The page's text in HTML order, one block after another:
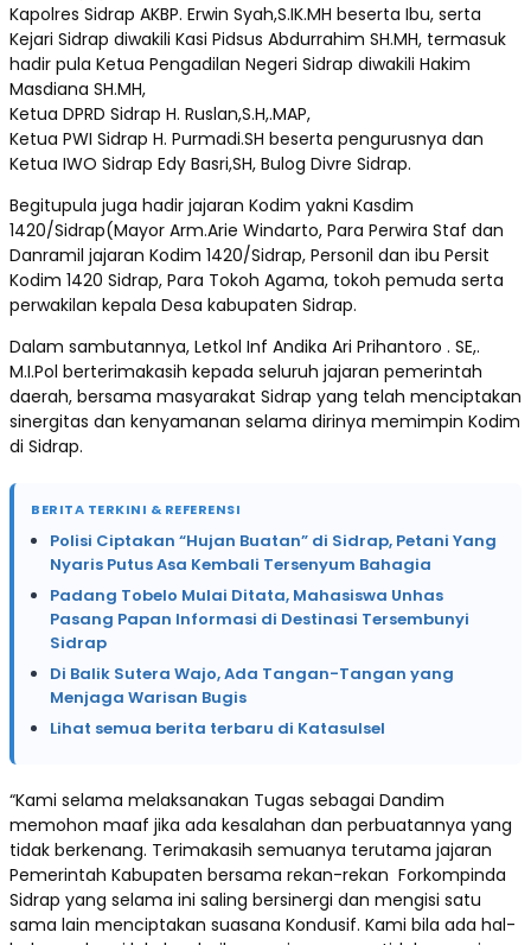
Kapolres Sidrap AKBP. Erwin Syah,S.IK.MH beserta Ibu, serta
Kejari Sidrap diwakili Kasi Pidsus Abdurrahim SH.MH, termasuk
hadir pula Ketua Pengadilan Negeri Sidrap diwakili Hakim
Masdiana SH.MH,
Ketua DPRD Sidrap H. Ruslan,S.H,.MAP,
Ketua PWI Sidrap H. Purmadi.SH beserta pengurusnya dan
Ketua IWO Sidrap Edy Basri,SH, Bulog Divre Sidrap.
Begitupula juga hadir jajaran Kodim yakni Kasdim
1420/Sidrap(Mayor Arm.Arie Windarto, Para Perwira Staf dan
Danramil jajaran Kodim 1420/Sidrap, Personil dan ibu Persit
Kodim 1420 Sidrap, Para Tokoh Agama, tokoh pemuda serta
perwakilan kepala Desa kabupaten Sidrap.
Dalam sambutannya, Letkol Inf Andika Ari Prihantoro . SE,.
M.I.Pol berterimakasih kepada seluruh jajaran pemerintah
daerah, bersama masyarakat Sidrap yang telah menciptakan
sinergitas dan kenyamanan selama dirinya memimpin Kodim
di Sidrap.
BERITA TERKINI & REFERENSI
Polisi Ciptakan “Hujan Buatan” di Sidrap, Petani Yang
Nyaris Putus Asa Kembali Tersenyum Bahagia
Padang Tobelo Mulai Ditata, Mahasiswa Unhas
Pasang Papan Informasi di Destinasi Tersembunyi
Sidrap
Di Balik Sutera Wajo, Ada Tangan-Tangan yang
Menjaga Warisan Bugis
Lihat semua berita terbaru di Katasulsel
“Kami selama melaksanakan Tugas sebagai Dandim
memohon maaf jika ada kesalahan dan perbuatannya yang
tidak berkenang. Terimakasih semuanya terutama jajaran
Pemerintah Kabupaten bersama rekan-rekan Forkompinda
Sidrap yang selama ini saling bersinergi dan mengisi satu
sama lain menciptakan suasana Kondusif. Kami bila ada hal-